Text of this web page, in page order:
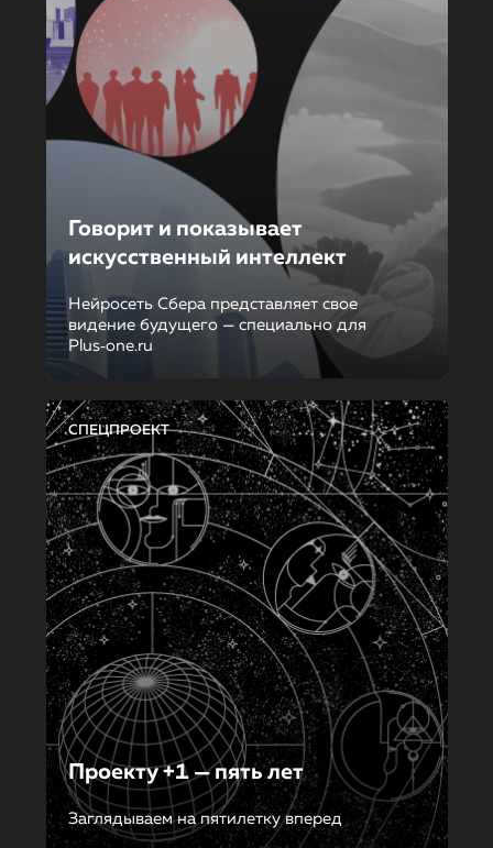
Говорит и показывает
искусственный интеллект
Нейросеть Сбера представляет свое
видение будущего — специально для
Plus‑one.ru
СПЕЦПРОЕКТ
Проекту +1 — пять лет
Заглядываем на пятилетку вперед